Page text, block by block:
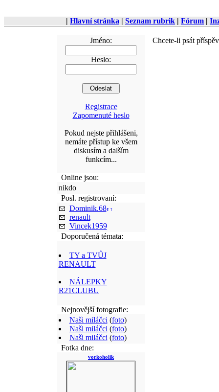
| Hlavní stránka | Seznam rubrik | Fórum |
Jméno:
Heslo:
Registrace
Zapomenuté heslo
Pokud nejste přihlášeni,
nemáte přístup ke všem
diskusím a dalším
funkcím...
Online jsou:
nikdo
Posl. registrovaní:
Dominik.68
renault
Vincek1959
Doporučená témata:
TY a TVŮJ
RENAULT
NÁLEPKY
R21CLUBU
Nejnovější fotografie:
Naši miláčci (foto)
Naši miláčci (foto)
Naši miláčci (foto)
Fotka dne:
vorkoholik
Chcete-li psát